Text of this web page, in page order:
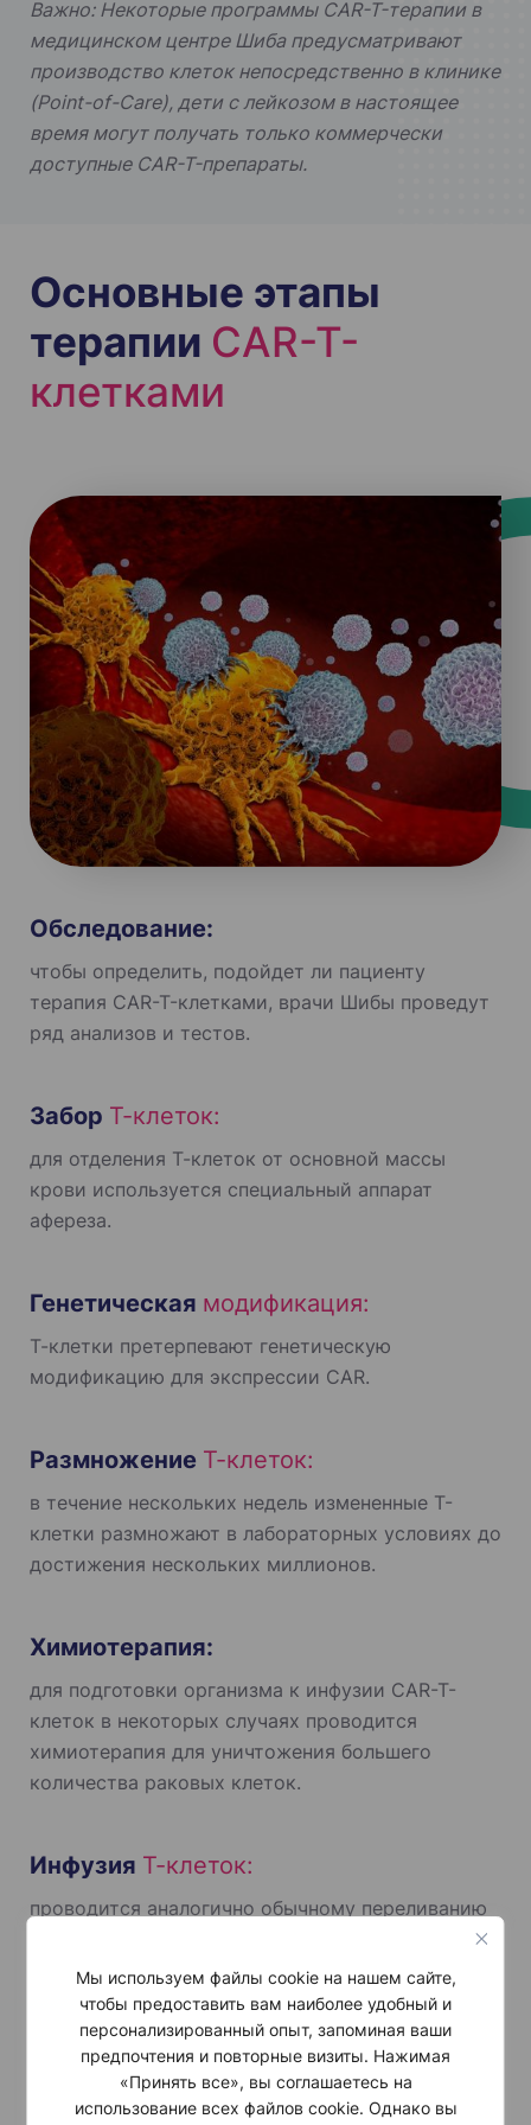
Мы используем файлы cookie на нашем сайте,
чтобы предоставить вам наиболее удобный и
персонализированный опыт, запоминая ваши
предпочтения и повторные визиты. Нажимая
«Принять все», вы соглашаетесь на
использование всех файлов cookie. Однако вы
Важно: Некоторые программы CAR-T-терапии в
медицинском центре Шиба предусматривают
производство клеток непосредственно в клинике
(Point-of-Care), дети с лейкозом в настоящее
время могут получать только коммерчески
доступные CAR-T-препараты.
Основные этапы
терапии CAR-T-
клетками
Обследование:
чтобы определить, подойдет ли пациенту
терапия CAR-T-клетками, врачи Шибы проведут
ряд анализов и тестов.
Забор Т-клеток:
для отделения Т-клеток от основной массы
крови используется специальный аппарат
афереза.
Генетическая модификация:
Т-клетки претерпевают генетическую
модификацию для экспрессии CAR.
Размножение Т-клеток:
в течение нескольких недель измененные Т-
клетки размножают в лабораторных условиях до
достижения нескольких миллионов.
Химиотерапия:
для подготовки организма к инфузии CAR-T-
клеток в некоторых случаях проводится
химиотерапия для уничтожения большего
количества раковых клеток.
Инфузия Т-клеток:
проводится аналогично обычному переливанию
Выздоровление:
возможно, пациенту потребуется оставаться в
условиях стационара в течение нескольких